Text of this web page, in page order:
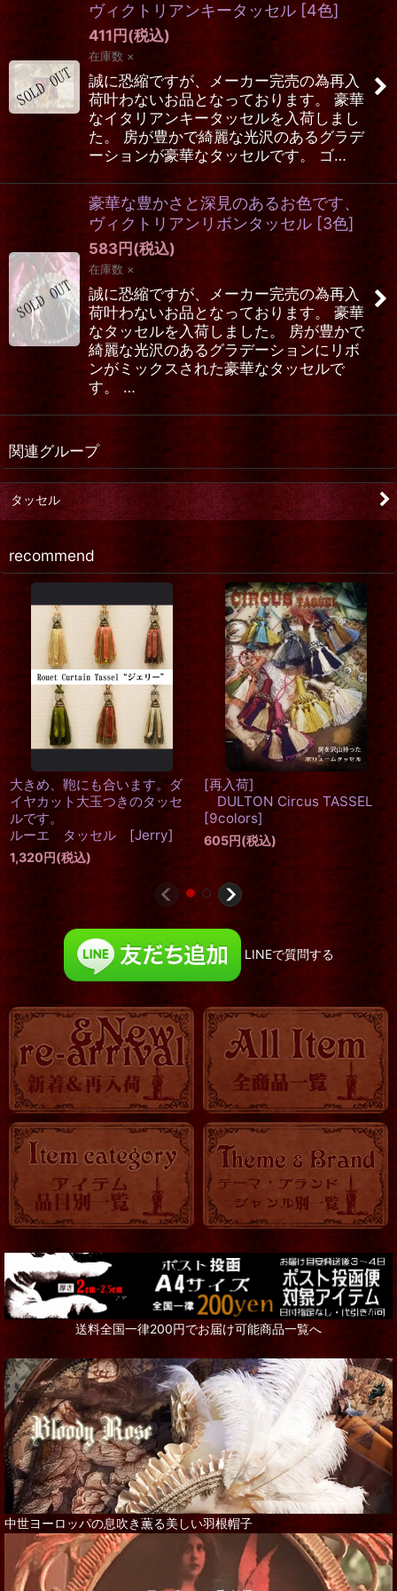
ヴィクトリアンキータッセル [4色]
411 円 (税込)
在庫数 ×
誠に恐縮ですが、メーカー完売の為再入
荷叶わないお品となっております。 豪華
なイタリアンキータッセルを入荷しまし
た。 房が豊かで綺麗な光沢のあるグラデ
ーションが豪華なタッセルです。 ゴ…
豪華な豊かさと深見のあるお色です、
ヴィクトリアンリボンタッセル [3色]
583円 (税込)
在庫数 ×
誠に恐縮ですが、メーカー完売の為再入
荷叶わないお品となっております。 豪華
なタッセルを入荷しました。 房が豊かで
綺麗な光沢のあるグラデーションにリボ
ンがミックスされた豪華なタッセルで
す。 …
関連グループ
タッセル
recommend
もぎたて葡萄ストーングラデ
ーションアクセサリー
1,512円～2,160円(税込)
グラデーションチュールスカ
2colors]
2,052円(税込)
LINEで質問する
送料全国一律200円でお届け可能商品一覧へ
中世ヨーロッパの息吹き薫る美しい羽根帽子